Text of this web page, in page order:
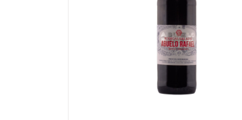
DETAILS